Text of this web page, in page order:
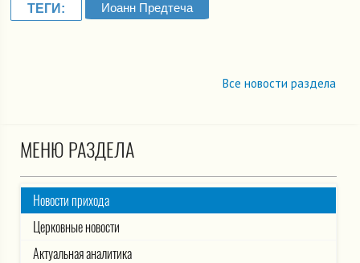
ТЕГИ: Иоанн Предтеча
Все новости раздела
МЕНЮ РАЗДЕЛА
Новости прихода
Церковные новости
Актуальная аналитика